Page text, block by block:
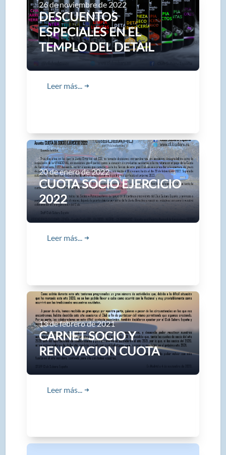
DESCUENTOS
ESPECIALES EN EL
TEMPLO DEL DETAIL
26 de noviembre de 2022
Leer más... ➜
CUOTA SOCIO EJERCICIO
2022
20 de enero de 2022
Leer más... ➜
CARNET SOCIO Y
RENOVACION CUOTA
13 de febrero de 2021
Leer más... ➜